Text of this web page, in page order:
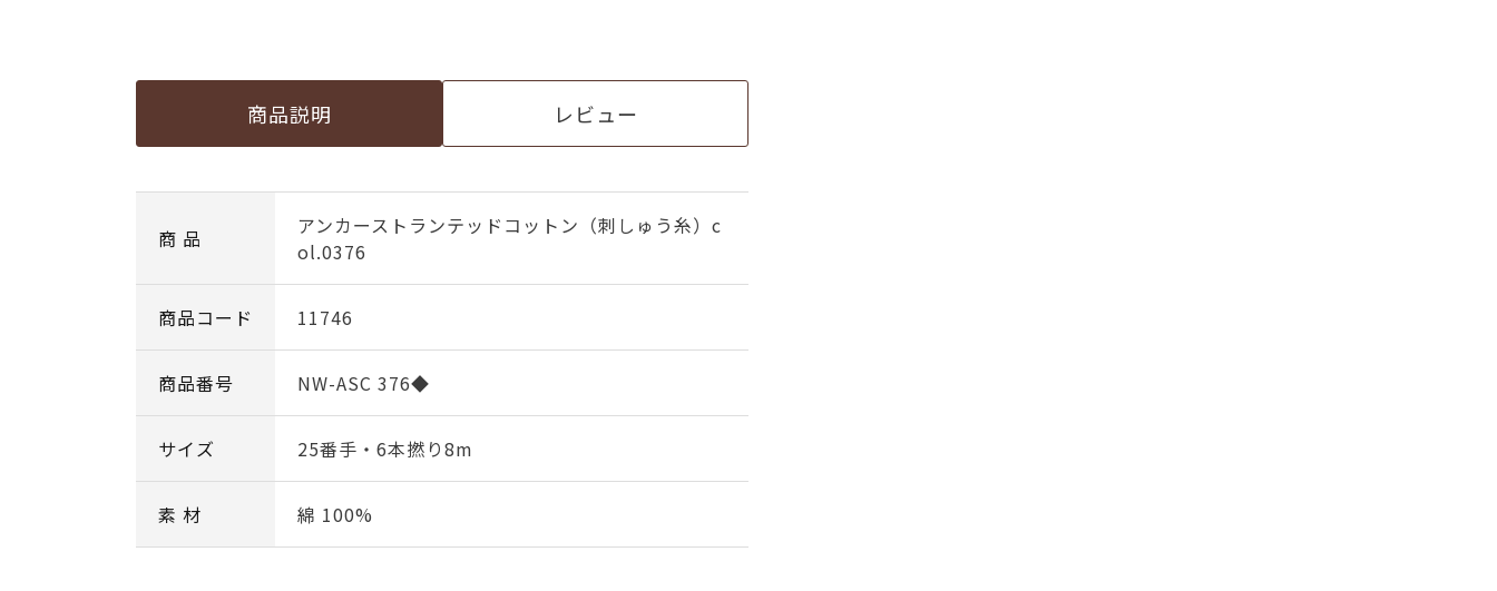
商品説明 レビュー
商 品
アンカーストランテッドコットン（刺しゅう糸）c
ol.0376
商品コード 11746
商品番号 NW-ASC 376◆
サイズ 25番手・6本撚り8m
素 材 綿 100%